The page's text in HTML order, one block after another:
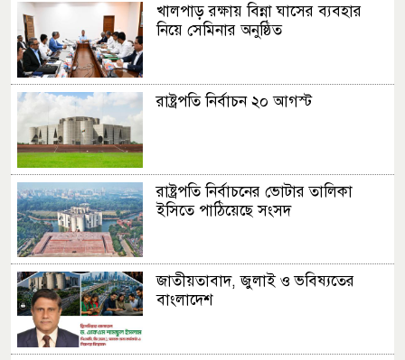
খালপাড় রক্ষায় বিন্না ঘাসের ব্যবহার
নিয়ে সেমিনার অনুষ্ঠিত
রাষ্ট্রপতি নির্বাচন ২০ আগস্ট
রাষ্ট্রপতি নির্বাচনের ভোটার তালিকা
ইসিতে পাঠিয়েছে সংসদ
জাতীয়তাবাদ, জুলাই ও ভবিষ্যতের
বাংলাদেশ